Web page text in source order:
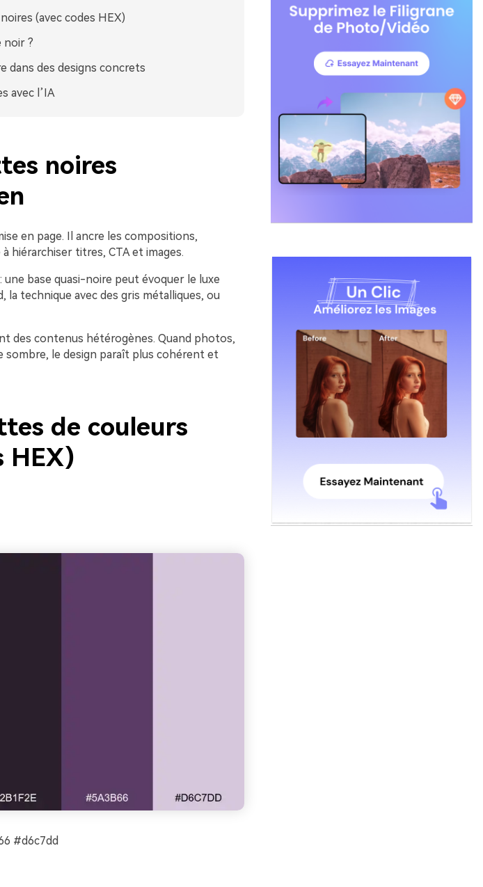
(avec codes HEX)
noir ?
dans des designs concrets
avec l’IA
noires
en page. Il ancre les compositions,
hiérarchiser titres, CTA et images.
base quasi-noire peut évoquer le luxe
la technique avec des gris métalliques, ou
des contenus hétérogènes. Quand photos,
le design paraît plus cohérent et
de couleurs
HEX)
#d6c7dd